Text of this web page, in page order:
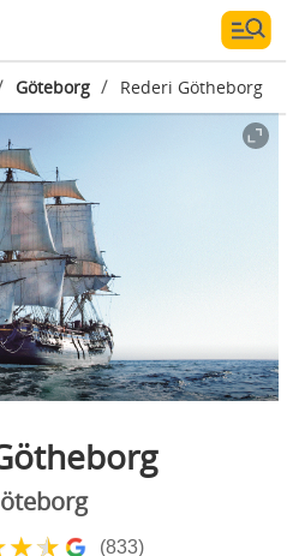
Göteborg / Rederi Götheborg
★★ (833)